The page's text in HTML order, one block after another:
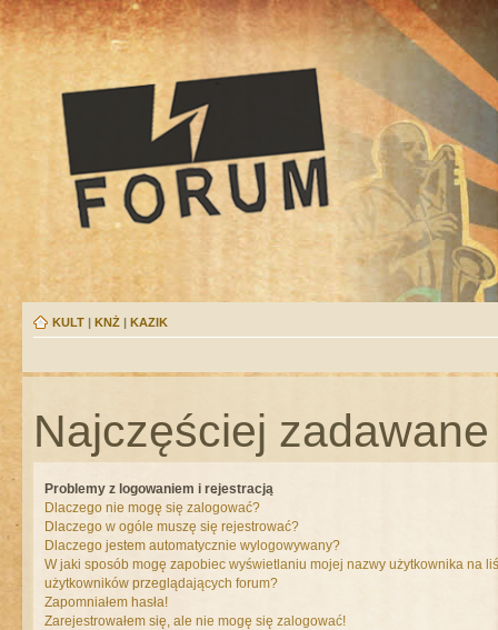
KULT | KNŻ | KAZIK
Najczęściej
Problemy z logowaniem i rejestracją
Dlaczego nie mogę się zalogować?
Dlaczego w ogóle muszę się rejestrować?
Dlaczego jestem automatycznie wylogowywany?
W jaki sposób mogę zapobiec wyświetlaniu mojej nazwy użytkownika na
użytkowników przeglądających forum?
Zapomniałem hasła!
Zarejestrowałem się, ale nie mogę się zalogować!